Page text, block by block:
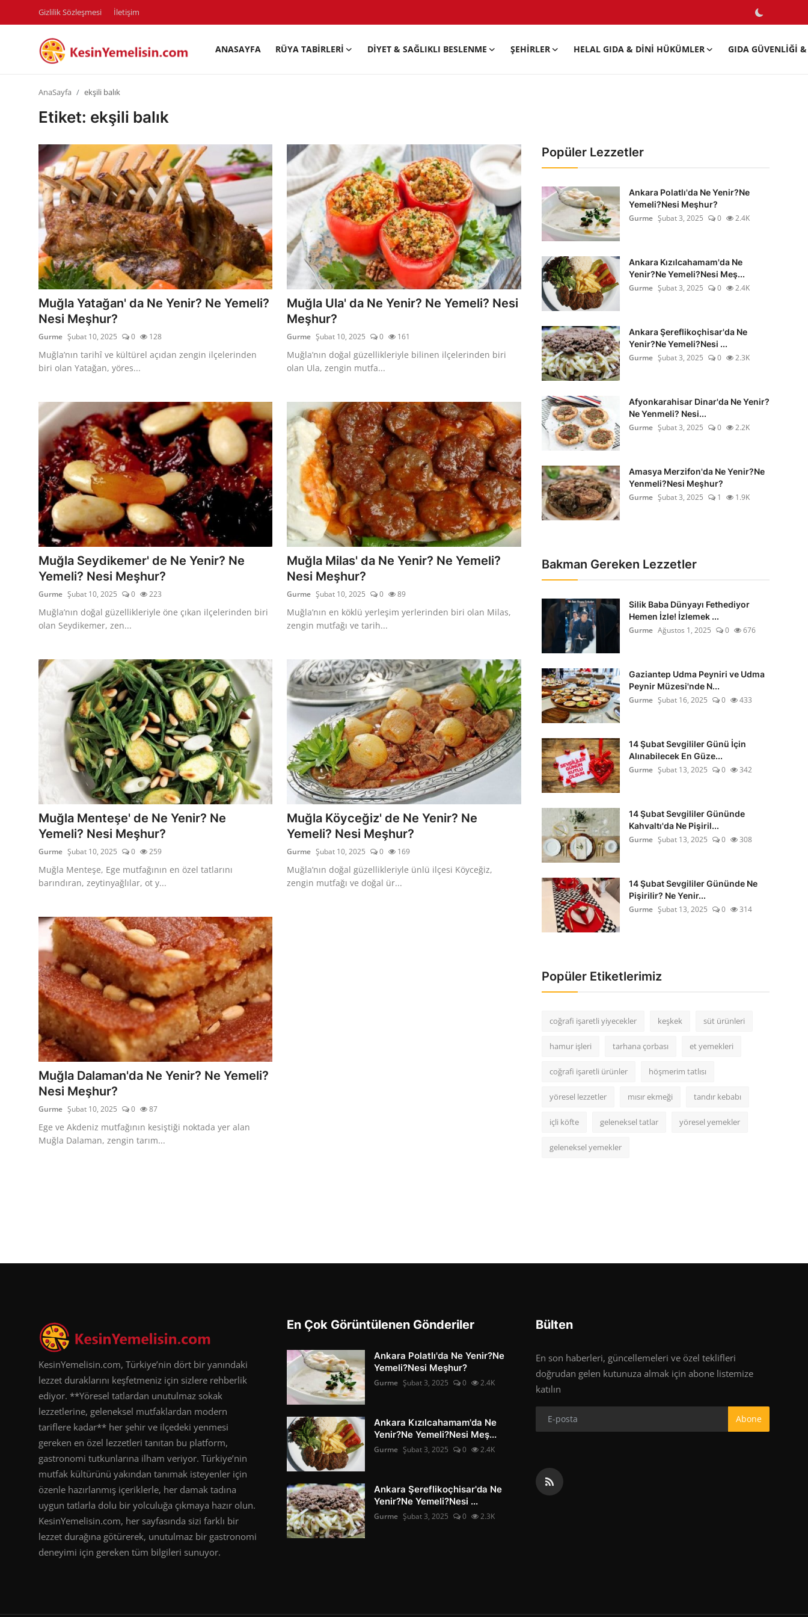
Gizlilik Sözleşmesi İletişim
ANASAYFA RÜYA TABIRLERI DIYET & SAĞLIKLI BESLENME ŞEHIRLER HELAL GIDA & DINI HÜKÜMLER GIDA GÜVENLIĞI
Diyet & Sağlıklı Beslenme
İletişim
Şehirler
Helal Gıda & Dini Hükümler
Gıda Güvenliği & Bilimi
Kalori & Diyet Rehberi
Mutfak Püf Noktaları & İpuçları
Mekan & Lezzet Rotaları
Temel Gıda ve Ürün Rehberleri
Yöresel Tarifler & Ev Yemekleri
Gıda Güvenliği & Sağlık
İçecek Kültürü & Rehberleri
Popüler Kültür & Mutfak Tarihi
Mutfak Temizliği & Pratik Bilgiler
Anne & Bebek Beslenmesi
Mutfak Sırları & Teknikler
Gıda Sözlüğü & Nedir?
Yemek Tarifleri & Menüler
AnaSayfa ekşili balık
Etiket: ekşili balık
Muğla Yatağan' da Ne Yenir? Ne Yemeli?
Nesi Meşhur?
Gurme Şubat 10, 2025 0 128
Muğla’nın tarihî ve kültürel açıdan zengin ilçelerinden
biri olan Yatağan, yöres...
Muğla Ula' da Ne Yenir? Ne Yemeli? Nesi
Meşhur?
Gurme Şubat 10, 2025 0 161
Muğla’nın doğal güzellikleriyle bilinen ilçelerinden biri
olan Ula, zengin mutfa...
Muğla Seydikemer' de Ne Yenir? Ne
Yemeli? Nesi Meşhur?
Gurme Şubat 10, 2025 0 223
Muğla’nın doğal güzellikleriyle öne çıkan ilçelerinden biri
olan Seydikemer, zen...
Muğla Milas' da Ne Yenir? Ne Yemeli?
Nesi Meşhur?
Gurme Şubat 10, 2025 0 89
Muğla’nın en köklü yerleşim yerlerinden biri olan Milas,
zengin mutfağı ve tarih...
Muğla Menteşe' de Ne Yenir? Ne
Yemeli? Nesi Meşhur?
Gurme Şubat 10, 2025 0 259
Muğla Menteşe, Ege mutfağının en özel tatlarını
barındıran, zeytinyağlılar, ot y...
Muğla Köyceğiz' de Ne Yenir? Ne
Yemeli? Nesi Meşhur?
Gurme Şubat 10, 2025 0 169
Muğla’nın doğal güzellikleriyle ünlü ilçesi Köyceğiz,
zengin mutfağı ve doğal ür...
Muğla Dalaman'da Ne Yenir? Ne Yemeli?
Nesi Meşhur?
Gurme Şubat 10, 2025 0 87
Ege ve Akdeniz mutfağının kesiştiği noktada yer alan
Muğla Dalaman, zengin tarım...
Popüler Lezzetler
Ankara Polatlı'da Ne Yenir?Ne
Yemeli?Nesi Meşhur?
Gurme Şubat 3, 2025 0 2.4K
Ankara Kızılcahamam'da Ne
Yenir?Ne Yemeli?Nesi Meş...
Gurme Şubat 3, 2025 0 2.4K
Ankara Şereflikoçhisar'da Ne
Yenir?Ne Yemeli?Nesi ...
Gurme Şubat 3, 2025 0 2.3K
Afyonkarahisar Dinar'da Ne Yenir?
Ne Yenmeli? Nesi...
Gurme Şubat 3, 2025 0 2.2K
Amasya Merzifon'da Ne Yenir?Ne
Yenmeli?Nesi Meşhur?
Gurme Şubat 3, 2025 1 1.9K
Bakman Gereken Lezzetler
Silik Baba Dünyayı Fethediyor
Hemen İzle! İzlemek ...
Gurme Ağustos 1, 2025 0 676
Gaziantep Udma Peyniri ve Udma
Peynir Müzesi'nde N...
Gurme Şubat 16, 2025 0 433
14 Şubat Sevgililer Günü İçin
Alınabilecek En Güze...
Gurme Şubat 13, 2025 0 342
14 Şubat Sevgililer Gününde
Kahvaltı'da Ne Pişiril...
Gurme Şubat 13, 2025 0 308
14 Şubat Sevgililer Gününde Ne
Pişirilir? Ne Yenir...
Gurme Şubat 13, 2025 0 314
Popüler Etiketlerimiz
coğrafi işaretli yiyecekler keşkek süt ürünleri
hamur işleri tarhana çorbası et yemekleri
coğrafi işaretli ürünler höşmerim tatlısı
yöresel lezzetler mısır ekmeği tandır kebabı
içli köfte geleneksel tatlar yöresel yemekler
geleneksel yemekler
KesinYemelisin.com, Türkiye’nin dört bir yanındaki
lezzet duraklarını keşfetmeniz için sizlere rehberlik
ediyor. **Yöresel tatlardan unutulmaz sokak
lezzetlerine, geleneksel mutfaklardan modern
tariflere kadar** her şehir ve ilçedeki yenmesi
gereken en özel lezzetleri tanıtan bu platform,
gastronomi tutkunlarına ilham veriyor. Türkiye’nin
mutfak kültürünü yakından tanımak isteyenler için
özenle hazırlanmış içeriklerle, her damak tadına
uygun tatlarla dolu bir yolculuğa çıkmaya hazır olun.
KesinYemelisin.com, her sayfasında sizi farklı bir
lezzet durağına götürerek, unutulmaz bir gastronomi
deneyimi için gereken tüm bilgileri sunuyor.
En Çok Görüntülenen Gönderiler
Ankara Polatlı'da Ne Yenir?Ne
Yemeli?Nesi Meşhur?
Gurme Şubat 3, 2025 0 2.4K
Ankara Kızılcahamam'da Ne
Yenir?Ne Yemeli?Nesi Meş...
Gurme Şubat 3, 2025 0 2.4K
Ankara Şereflikoçhisar'da Ne
Yenir?Ne Yemeli?Nesi ...
Gurme Şubat 3, 2025 0 2.3K
Bülten
En son haberleri, güncellemeleri ve özel teklifleri
doğrudan gelen kutunuza almak için abone listemize
katılın
Abone